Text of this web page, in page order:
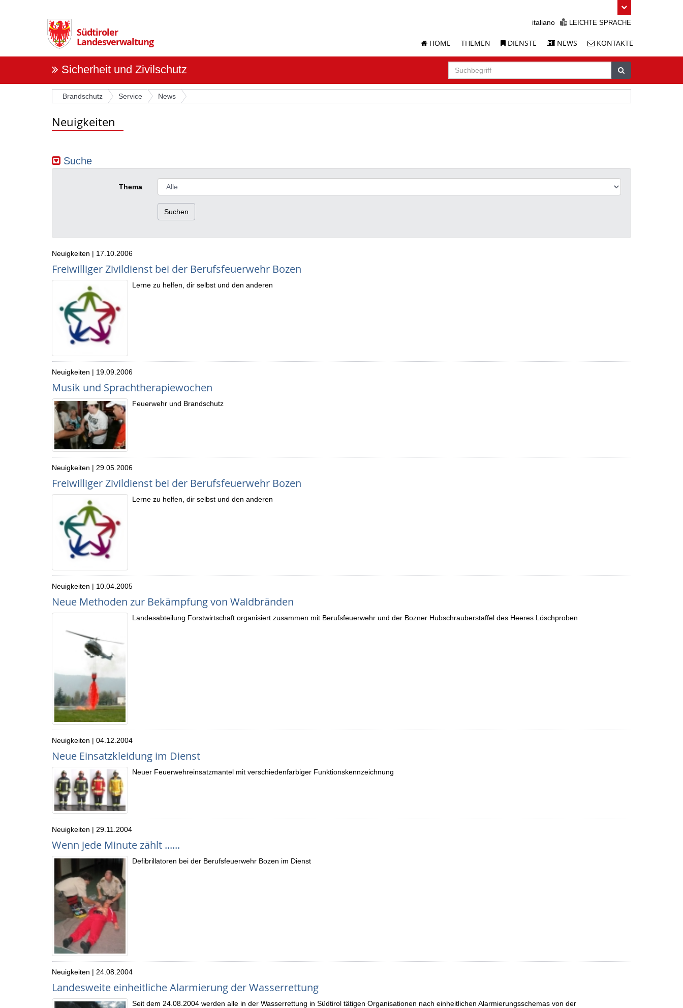
italiano LEICHTE SPRACHE
Südtiroler
Landesverwaltung HOME THEMEN DIENSTE NEWS KONTAKTE
Sicherheit und Zivilschutz Suche
Suchbegriff Suchen
Brandschutz Service News
Neuigkeiten
Suche
Thema
Suchen
Neuigkeiten | 17.10.2006
Freiwilliger Zivildienst bei der Berufsfeuerwehr Bozen
Lerne zu helfen, dir selbst und den anderen
Neuigkeiten | 19.09.2006
Musik und Sprachtherapiewochen
Feuerwehr und Brandschutz
Neuigkeiten | 29.05.2006
Freiwilliger Zivildienst bei der Berufsfeuerwehr Bozen
Lerne zu helfen, dir selbst und den anderen
Neuigkeiten | 10.04.2005
Neue Methoden zur Bekämpfung von Waldbränden
Landesabteilung Forstwirtschaft organisiert zusammen mit Berufsfeuerwehr und der Bozner Hubschrauberstaffel des Heeres Löschproben
Neuigkeiten | 04.12.2004
Neue Einsatzkleidung im Dienst
Neuer Feuerwehreinsatzmantel mit verschiedenfarbiger Funktionskennzeichnung
Neuigkeiten | 29.11.2004
Wenn jede Minute zählt ......
Defibrillatoren bei der Berufsfeuerwehr Bozen im Dienst
Neuigkeiten | 24.08.2004
Landesweite einheitliche Alarmierung der Wasserrettung
Seit dem 24.08.2004 werden alle in der Wasserrettung in Südtirol tätigen Organisationen nach einheitlichen Alarmierungsschemas von der